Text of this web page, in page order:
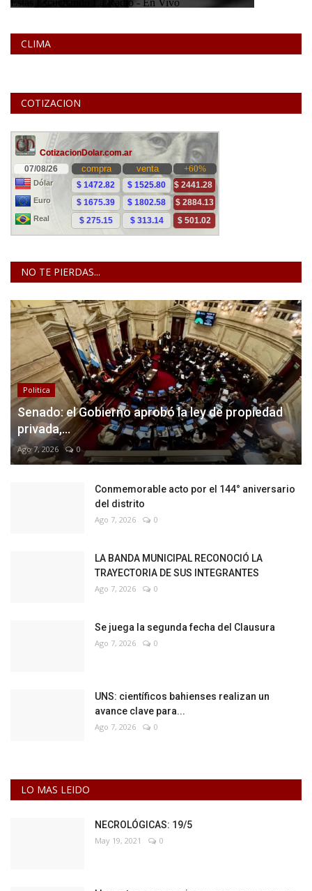
CLIMA
COTIZACION
NO TE PIERDAS...
Politica
Senado: el Gobierno aprobó la ley de propiedad
privada,...
Ago 7, 2026 0
Conmemorable acto por el 144° aniversario
del distrito
Ago 7, 2026 0
LA BANDA MUNICIPAL RECONOCIÓ LA
TRAYECTORIA DE SUS INTEGRANTES
Ago 7, 2026 0
Se juega la segunda fecha del Clausura
Ago 7, 2026 0
UNS: científicos bahienses realizan un
avance clave para...
Ago 7, 2026 0
LO MAS LEIDO
NECROLÓGICAS: 19/5
May 19, 2021 0